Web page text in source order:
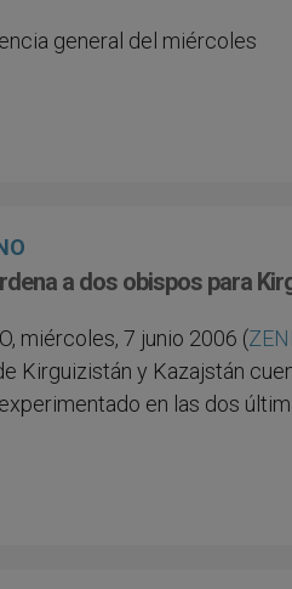
general del miércoles
a dos obispos para
miércoles, 7 junio 2006 (
Kirguizistán y Kazajstán
en las dos